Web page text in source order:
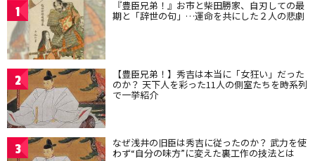
1 『豊臣兄弟！』お市と柴田勝家、自刃しての最
期と「辞世の句」…運命を共にした２人の悲劇
2 【豊臣兄弟！】秀吉は本当に「女狂い」だった
のか？ 天下人を彩った11人の側室たちを時系列
で一挙紹介
3 なぜ浅井の旧臣は秀吉に従ったのか？ 武力を使
わず“自分の味方”に変えた裏工作の技法とは